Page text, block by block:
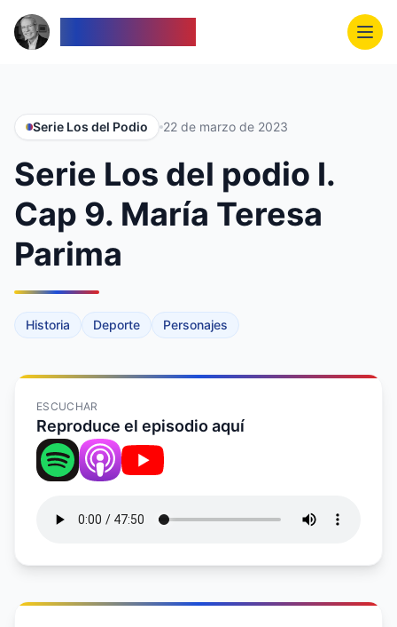
Serie Los del Podio 22 de marzo de 2023
Serie Los del podio I.
Cap 9. María Teresa
Parima
Historia Deporte Personajes
ESCUCHAR
Reproduce el episodio aquí